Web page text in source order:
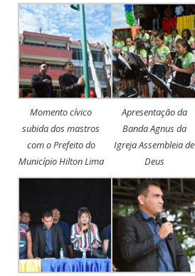
Momento cívico
subida dos mastros
com o Prefeito do
Município Hilton Lima
Apresentação da
Banda Agnus da
Igreja Assembleia de
Deus